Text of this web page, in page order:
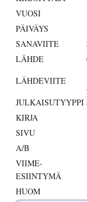
VUOSI
PÄIVÄYS
SANAVIITE
LÄHDE
LÄHDEVIITE
JULKAISUTYYPPI
KIRJA
SIVU
A/B
VIIME-
ESIINTYMÄ
HUOM